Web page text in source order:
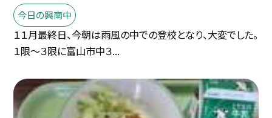
今日の興南中
１１月最終日、今朝は雨風の中での登校となり、大変でした。
１限〜３限に富山市中３...